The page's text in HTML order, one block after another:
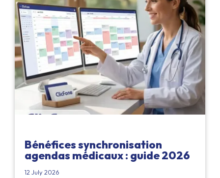
Bénéfices synchronisation
agendas médicaux : guide 2026
12 July 2026